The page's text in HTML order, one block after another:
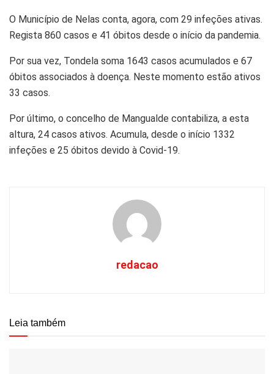
O Município de Nelas conta, agora, com 29 infeções ativas.
Regista 860 casos e 41 óbitos desde o início da pandemia.
Por sua vez, Tondela soma 1643 casos acumulados e 67
óbitos associados à doença. Neste momento estão ativos
33 casos.
Por último, o concelho de Mangualde contabiliza, a esta
altura, 24 casos ativos. Acumula, desde o início 1332
infeções e 25 óbitos devido à Covid-19.
redacao
Leia também